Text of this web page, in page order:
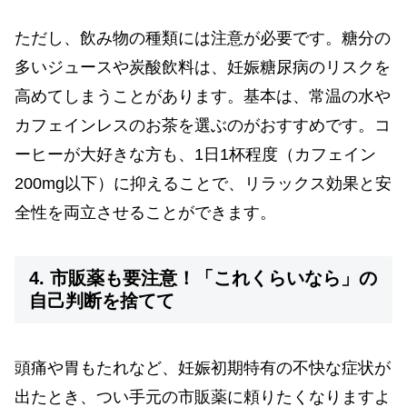
ただし、飲み物の種類には注意が必要です。糖分の
多いジュースや炭酸飲料は、妊娠糖尿病のリスクを
高めてしまうことがあります。基本は、常温の水や
カフェインレスのお茶を選ぶのがおすすめです。コ
ーヒーが大好きな方も、1日1杯程度（カフェイン
200mg以下）に抑えることで、リラックス効果と安
全性を両立させることができます。
4. 市販薬も要注意！「これくらいなら」の
自己判断を捨てて
頭痛や胃もたれなど、妊娠初期特有の不快な症状が
出たとき、つい手元の市販薬に頼りたくなりますよ